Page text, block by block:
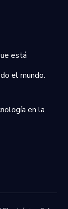
está
el mundo.
en la